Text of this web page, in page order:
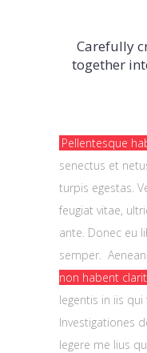
Carefully
together
Pellentesque
senectus et
turpis egestas.
feugiat vitae,
ante. Donec eu
semper.
non habent
legentis in iis
Investigationes
legere me lius